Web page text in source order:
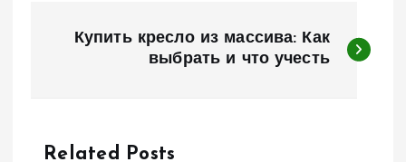
Купить кресло из массива: Как
выбрать и что учесть
Related Posts